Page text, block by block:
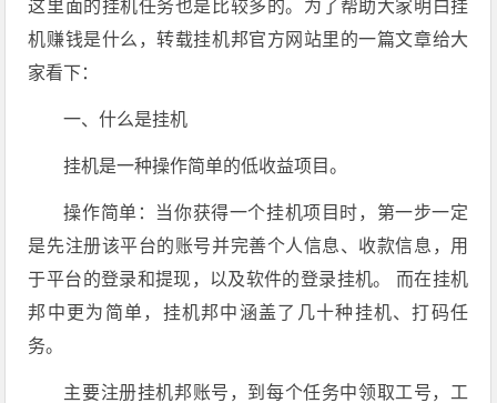
这里面的挂机任务也是比较多的。为了帮助大家明白挂
机赚钱是什么，转载挂机邦官方网站里的一篇文章给大
家看下：
一、什么是挂机
挂机是一种操作简单的低收益项目。
操作简单：当你获得一个挂机项目时，第一步一定
是先注册该平台的账号并完善个人信息、收款信息，用
于平台的登录和提现，以及软件的登录挂机。 而在挂机
邦中更为简单，挂机邦中涵盖了几十种挂机、打码任
务。
主要注册挂机邦账号，到每个任务中领取工号，工